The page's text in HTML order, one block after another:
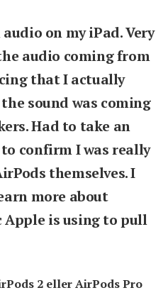
on my iPad. Very
audio coming from
that I actually
sound was coming
Had to take an
confirm I was really
themselves. I
more about
Apple is using to pull
2 eller AirPods Pro